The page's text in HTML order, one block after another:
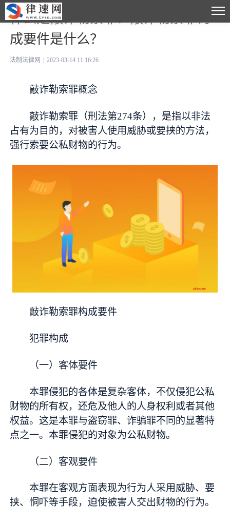
什么是敲诈勒索罪？敲诈勒索罪构
成要件是什么？
法制法律网 2023-03-14 11:16:26
敲诈勒索罪概念
敲诈勒索罪（刑法第274条），是指以非法
占有为目的，对被害人使用威胁或要挟的方法，
强行索要公私财物的行为。
敲诈勒索罪构成要件
犯罪构成
（一）客体要件
本罪侵犯的各体是复杂客体，不仅侵犯公私
财物的所有权，还危及他人的人身权利或者其他
权益。这是本罪与盗窃罪、诈骗罪不同的显著特
点之一。本罪侵犯的对象为公私财物。
（二）客观要件
本罪在客观方面表现为行为人采用威胁、要
挟、恫吓等手段，迫使被害人交出财物的行为。